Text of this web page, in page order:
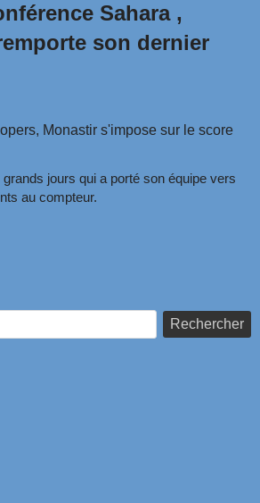
Sahara ,
son dernier
Monastir s'impose sur le score
jours qui a porté son équipe vers
au compteur.
Rechercher